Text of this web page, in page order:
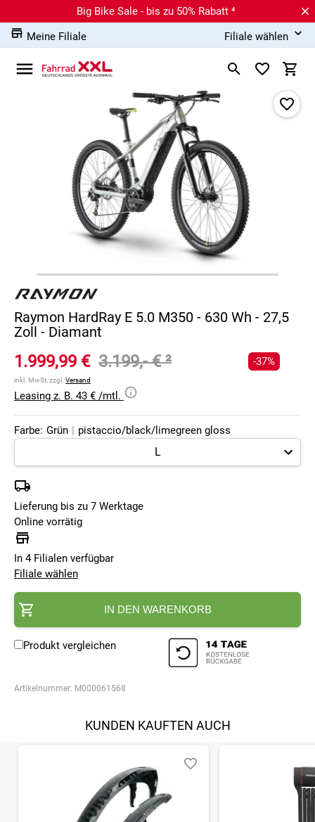
Big Bike Sale - bis zu 50% Rabatt ⁴
Meine Filiale
Filiale wählen
Raymon HardRay E 5.0 M350 - 630 Wh - 27,5
Zoll - Diamant
1.999,99 € 3.199,- €²
inkl. MwSt, zzgl. Versand
-37%
Leasing z. B. 43 € /mtl.
Farbe: Grün | pistaccio/black/limegreen gloss
Lieferung bis zu 7 Werktage
Online vorrätig
In 4 Filialen verfügbar
Filiale wählen
IN DEN WARENKORB
Produkt vergleichen
Artikelnummer: M000061568
KUNDEN KAUFTEN AUCH